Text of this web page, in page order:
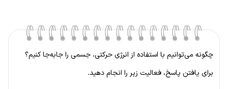
چگونه می‌توانیم با استفاده از انرژی حرکتی، جسمی را جابه‌جا کنیم؟
برای یافتن پاسخ، فعالیت زیر را انجام دهید.